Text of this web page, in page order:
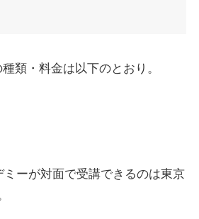
類・料金は以下のとおり。
ミーが対面で受講できるのは東京